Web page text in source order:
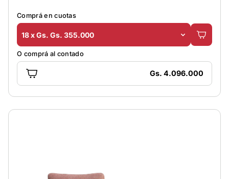
Comprá en cuotas
18 x Gs. Gs. 355.000
O comprá al contado
Gs. 4.096.000